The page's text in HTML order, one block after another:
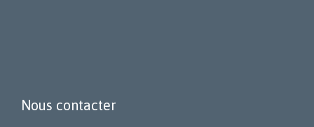
Nous contacter